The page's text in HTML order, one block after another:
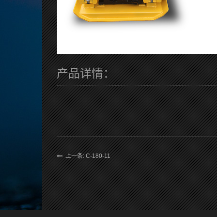
产品详情：
上一条: C-180-11